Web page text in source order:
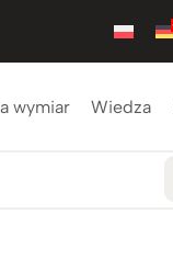
wymiar Wiedza